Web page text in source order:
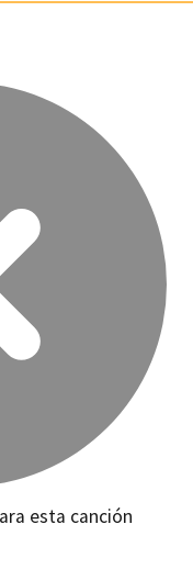
esta canción